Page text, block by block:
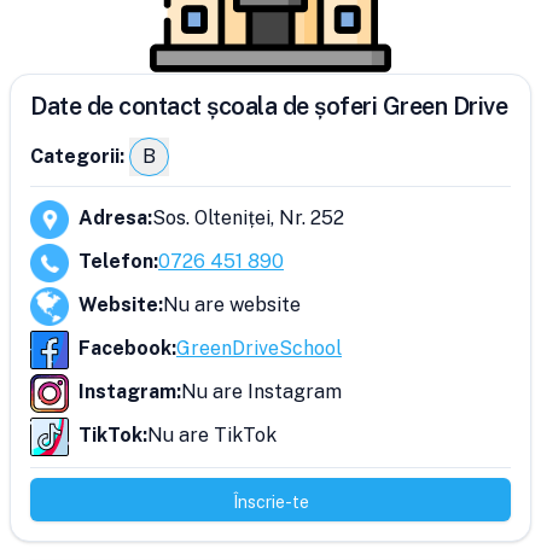
Date de contact școala de șoferi Green Drive
Categorii: B
Adresa:Sos. Olteniței, Nr. 252
Telefon:0726 451 890
Website:Nu are website
Facebook:GreenDriveSchool
Instagram:Nu are Instagram
TikTok:Nu are TikTok
Înscrie-te